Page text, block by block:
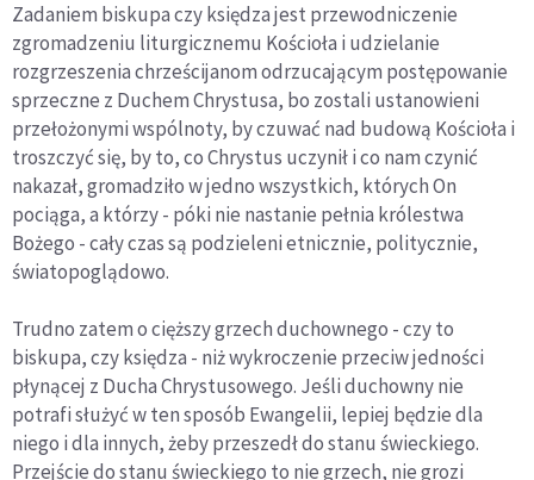
Zadaniem biskupa czy księdza jest przewodniczenie
zgromadzeniu liturgicznemu Kościoła i udzielanie
rozgrzeszenia chrześcijanom odrzucającym postępowanie
sprzeczne z Duchem Chrystusa, bo zostali ustanowieni
przełożonymi wspólnoty, by czuwać nad budową Kościoła i
troszczyć się, by to, co Chrystus uczynił i co nam czynić
nakazał, gromadziło w jedno wszystkich, których On
pociąga, a którzy - póki nie nastanie pełnia królestwa
Bożego - cały czas są podzieleni etnicznie, politycznie,
światopoglądowo.
Trudno zatem o cięższy grzech duchownego - czy to
biskupa, czy księdza - niż wykroczenie przeciw jedności
płynącej z Ducha Chrystusowego. Jeśli duchowny nie
potrafi służyć w ten sposób Ewangelii, lepiej będzie dla
niego i dla innych, żeby przeszedł do stanu świeckiego.
Przejście do stanu świeckiego to nie grzech, nie grozi